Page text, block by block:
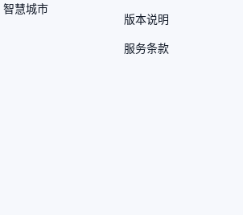
智慧城市
版本说明
服务条款